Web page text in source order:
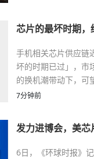
芯片的最坏时期，
手机相关芯片供应链
坏的时期已过」，市
的换机潮带动下，可
7分钟前
发力进博会，美芯
6日，《环球时报》